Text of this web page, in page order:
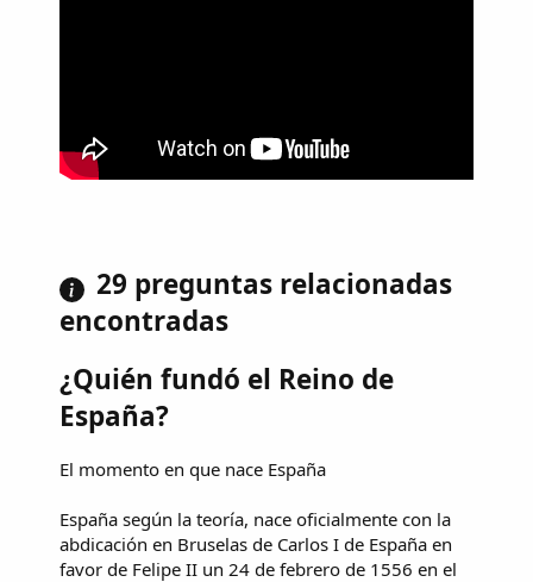
29 preguntas relacionadas
encontradas
¿Quién fundó el Reino de
España?
El momento en que nace España
España según la teoría, nace oficialmente con la
abdicación en Bruselas de Carlos I de España en
favor de Felipe II un 24 de febrero de 1556 en el